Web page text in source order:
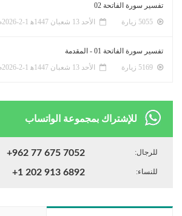
تفسير سورة الفاتحة 02
الأحد 13 شعبان 1447ﻫ 1-2-2026م
تفسير سورة الفاتحة 01 - المقدمة
الأحد 13 شعبان 1447ﻫ 1-2-2026م
للإشتراك بمجموعة الواتساب
للرجال: +962 77 675 7052
للنساء: +1 202 913 6892